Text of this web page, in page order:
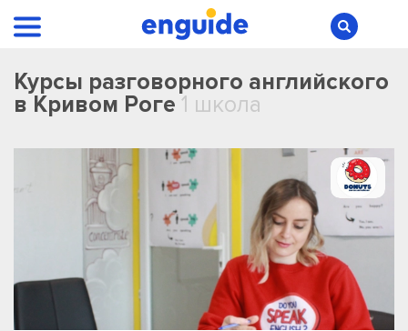
Курсы разговорного английского
в Кривом Роге 1 школа